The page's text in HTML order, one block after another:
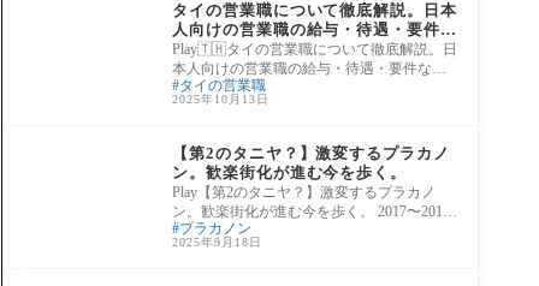
タイの営業職について徹底解説。日本
人向けの営業職の給与・待遇・要件な
どを解説しております。
Play🇹🇭タイの営業職について徹底解説。日
本人向けの営業職の給与・待遇・要件など
を解説しております。 タイの営業職に
タイの営業職
2025年10月13日
【第2のタニヤ？】激変するプラカノ
ン。歓楽街化が進む今を歩く。
Play【第2のタニヤ？】激変するプラカノ
ン。歓楽街化が進む今を歩く。 2017〜2019
年の2年間暮らしたプラカノンを、6年ぶり
に夕暮れ散
プラカノン
2025年9月18日